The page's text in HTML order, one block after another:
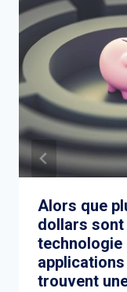
Alors que
dollars
technologie
trouvent